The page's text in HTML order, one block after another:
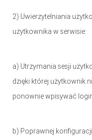
2) Uwierzytelniania
użytkownika w serwisie:
a) Utrzymania sesji
dzięki której użytkownik
ponownie wpisywać
b) Poprawnej